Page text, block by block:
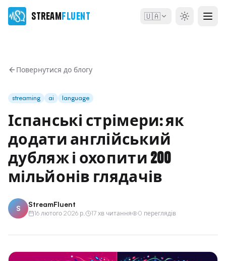
StreamFluent 🇺🇦
Повернутися до блогу
streaming ai language
Іспанські стрімери: як
додати англійський
дубляж і охопити 200
мільйонів глядачів
S StreamFluent
16 лютого 2026 р. 17 хв читання 0 переглядів